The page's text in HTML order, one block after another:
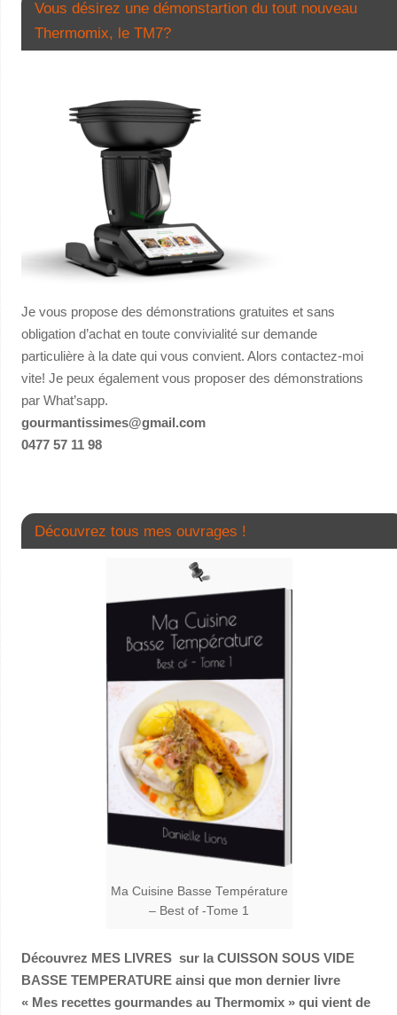
Vous désirez une démonstartion du tout nouveau
Thermomix, le TM7?
Je vous propose des démonstrations gratuites et sans
obligation d’achat en toute convivialité sur demande
particulière à la date qui vous convient. Alors contactez-moi
vite! Je peux également vous proposer des démonstrations
par What’sapp.
gourmantissimes@gmail.com
0477 57 11 98
Découvrez tous mes ouvrages !
Ma Cuisine Basse Température
– Best of -Tome 1
Découvrez MES LIVRES sur la CUISSON SOUS VIDE
BASSE TEMPERATURE ainsi que mon dernier livre
« Mes recettes gourmandes au Thermomix » qui vient de